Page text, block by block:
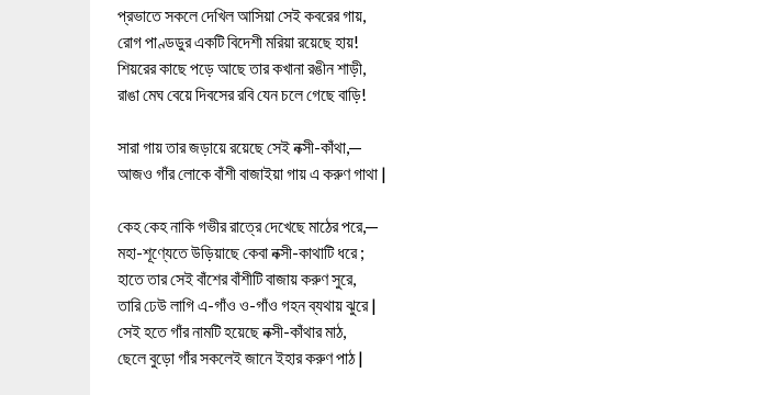
প্রভাতে সকলে দেখিল আসিয়া সেই কবরের গায়,
রোগ পাণ্ডডুর একটি বিদেশী মরিয়া রয়েছে হায়!
শিয়রের কাছে পড়ে আছে তার কখানা রঙীন শাড়ী,
রাঙা মেঘ বেয়ে দিবসের রবি যেন চলে গেছে বাড়ি!
সারা গায় তার জড়ায়ে রয়েছে সেই নক্সী-কাঁথা,—
আজও গাঁর লোকে বাঁশী বাজাইয়া গায় এ করুণ গাথা |
কেহ কেহ নাকি গভীর রাত্রে দেখেছে মাঠের পরে,—
মহা-শূণ্যেতে উড়িয়াছে কেবা নক্সী-কাথাটি ধরে ;
হাতে তার সেই বাঁশের বাঁশীটি বাজায় করুণ সুরে,
তারি ঢেউ লাগি এ-গাঁও ও-গাঁও গহন ব্যথায় ঝুরে |
সেই হতে গাঁর নামটি হয়েছে নক্সী-কাঁথার মাঠ,
ছেলে বুড়ো গাঁর সকলেই জানে ইহার করুণ পাঠ |